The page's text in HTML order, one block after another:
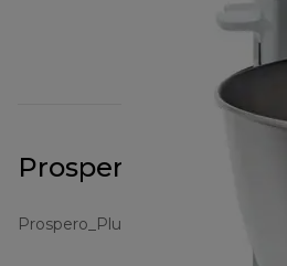
Prospero+ Λευκό
Prospero_Plus